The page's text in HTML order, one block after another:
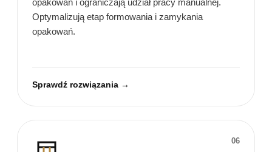
opakowań i ograniczają udział pracy manualnej.
Optymalizują etap formowania i zamykania
opakowań.
Sprawdź rozwiązania →
06